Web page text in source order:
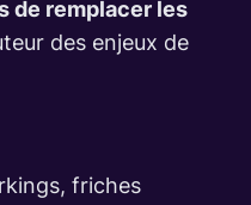
de remplacer les
des enjeux de
friches